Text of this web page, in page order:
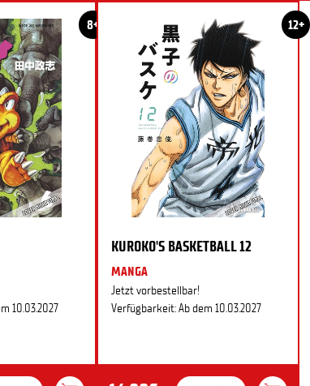
8+
10.03.2027
12+
KUROKO'S BASKETBALL 12
MANGA
Jetzt vorbestellbar!
Verfügbarkeit: Ab dem 10.03.2027